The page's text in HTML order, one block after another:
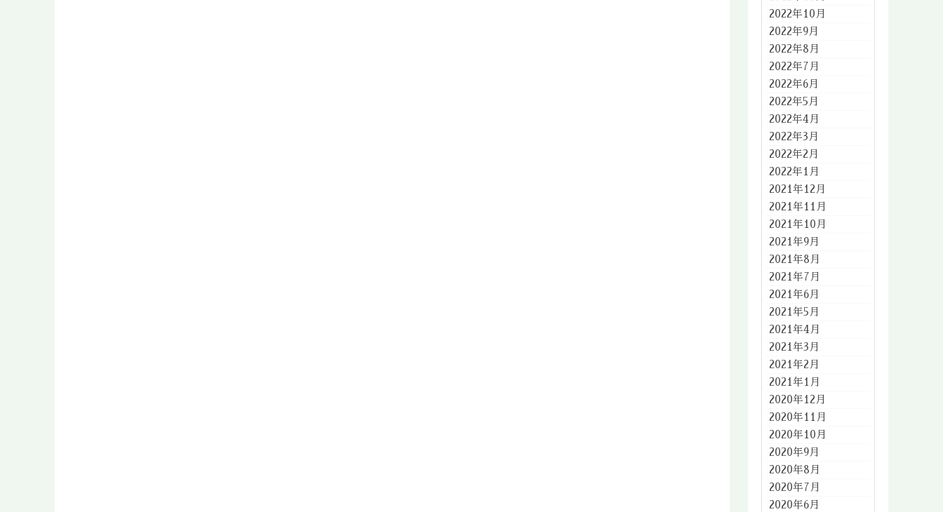
2022年10月
2022年9月
2022年8月
2022年7月
2022年6月
2022年5月
2022年4月
2022年3月
2022年2月
2022年1月
2021年12月
2021年11月
2021年10月
2021年9月
2021年8月
2021年7月
2021年6月
2021年5月
2021年4月
2021年3月
2021年2月
2021年1月
2020年12月
2020年11月
2020年10月
2020年9月
2020年8月
2020年7月
2020年6月